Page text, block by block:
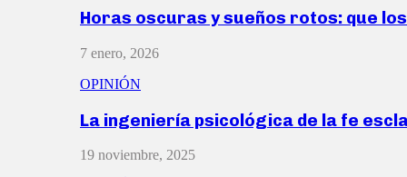
Horas oscuras y sueños rotos: que
7 enero, 2026
OPINIÓN
La ingeniería psicológica de la fe
19 noviembre, 2025